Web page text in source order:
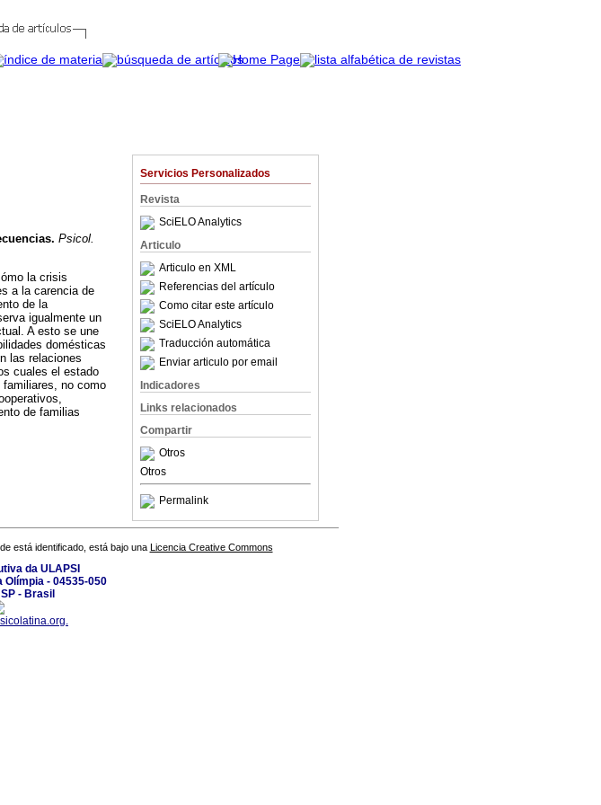
Servicios Personalizados
Revista
SciELO Analytics
Articulo
Articulo en XML
Referencias del artículo
Como citar este artículo
SciELO Analytics
Traducción automática
Enviar articulo por email
Indicadores
Links relacionados
Compartir
Otros
Otros
Permalink
Psicol.
la crisis
a la carencia de
de la
igualmente un
A esto se une
domésticas
las relaciones
cuales el estado
no como
de familias
está identificado, está bajo una Licencia Creative Commons
da ULAPSI
Olímpia - 04535-050
- Brasil